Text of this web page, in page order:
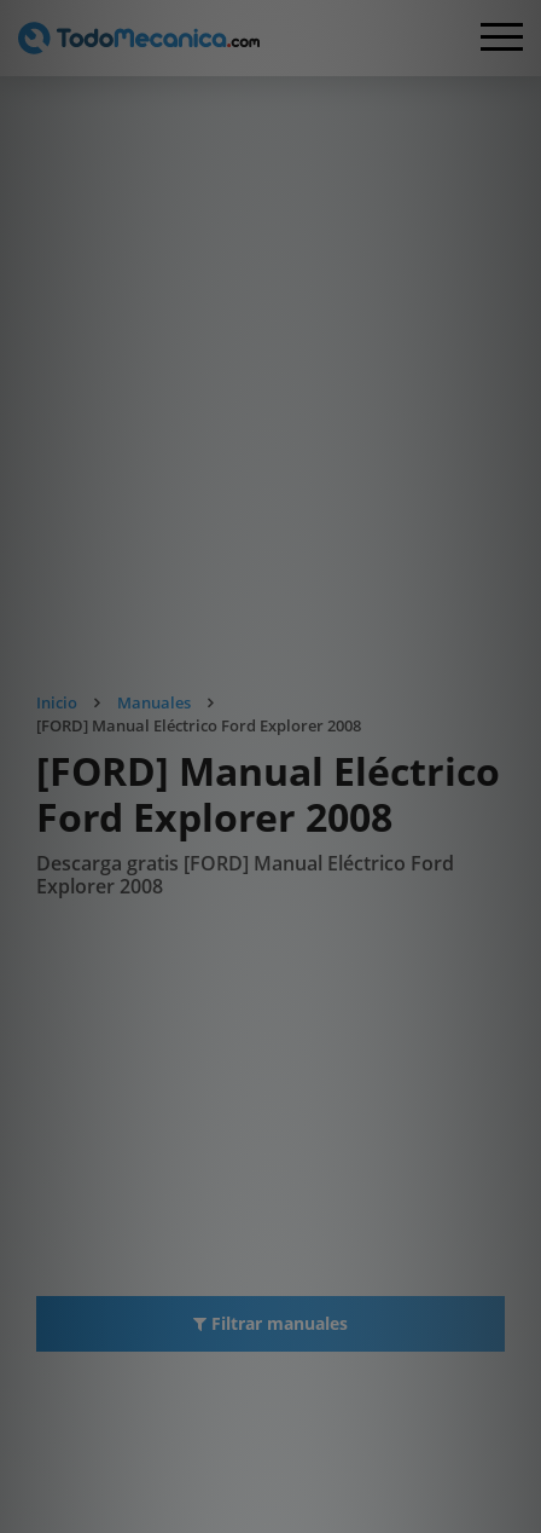
Inicio
Manuales
[FORD] Manual Eléctrico Ford Explorer 2008
[FORD] Manual Eléctrico
Ford Explorer 2008
Descarga gratis [FORD] Manual Eléctrico Ford
Explorer 2008
Filtrar manuales